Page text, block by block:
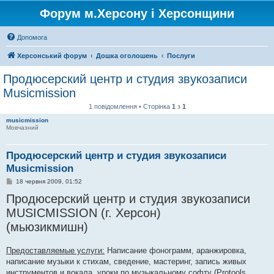
Форум м.Херсону і Херсонщини
Допомога
Херсонський форум Дошка оголошень Послуги
Продюсерский центр и студия звукозаписи
Musicmission
1 повідомлення • Сторінка 1 з 1
musicmission
Мовчазний
Продюсерский центр и студия звукозаписи
Musicmission
П
в
і
д
о
м
л
н
я
18 червня 2009, 01:52
Продюсерский центр и студия звукозаписи
MUSICMISSION (г. Херсон)
(мьюзикмишн)
Предоставляемые услуги: Написание фонограмм, аранжировка,
написание музыки к стихам, сведение, мастеринг, запись живых